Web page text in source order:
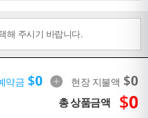
해 주시기 바랍니다.
약금 $0 현장 지불액 $0
총 상품금액 $0